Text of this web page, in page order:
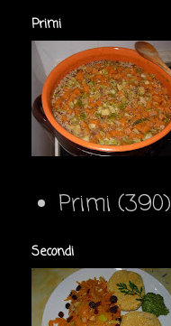
Primi
Primi (390)
Secondi